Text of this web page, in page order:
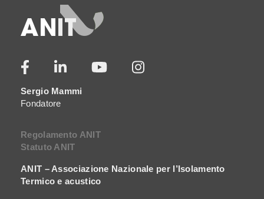
Sergio Mammi
Fondatore
Regolamento ANIT
Statuto ANIT
ANIT – Associazione Nazionale per l’Isolamento
Termico e acustico